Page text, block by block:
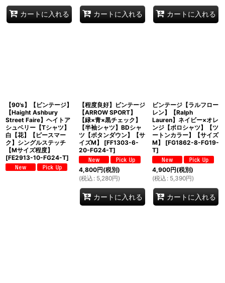
カートに入れる カートに入れる カートに入れる
【90's】【ビンテージ】
【Haight Ashbury
Street Faire】ヘイトア
シュベリー【Tシャツ】
白【花】【ピースマー
ク】シングルステッチ
【Mサイズ程度】
[FE2913-10-FG24-T]
【程度良好】ビンテージ
【ARROW SPORT】
【緑×青×黒チェック】
【半袖シャツ】BDシャ
ツ【ボタンダウン】【サ
イズM】
[FF1303-6-
20-FG24-T]
4,800円(税別)
(税込 : 5,280円)
カートに入れる
ビンテージ【ラルフロー
レン】【Ralph
Lauren】ネイビー×オレ
ンジ【ポロシャツ】【ツ
ートンカラー】【サイズ
M】
[FG1862-8-FG19-
T]
4,900円(税別)
(税込 : 5,390円)
カートに入れる